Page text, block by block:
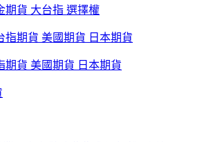
期貨 大台指 選擇權
期貨 美國期貨 日本期貨